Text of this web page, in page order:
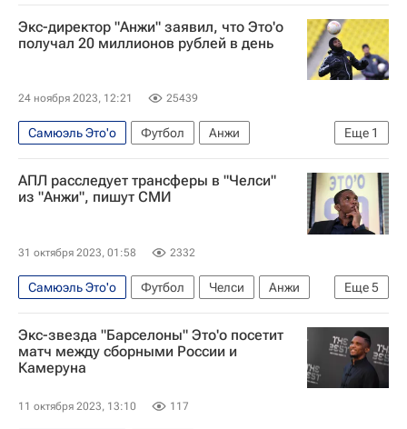
Экс-директор "Анжи" заявил, что Это'о
получал 20 миллионов рублей в день
24 ноября 2023, 12:21 25439
Еще 1
Самюэль Это'о Футбол
Анжи
Самюэль Это’о
АПЛ расследует трансферы в "Челси"
из "Анжи", пишут СМИ
31 октября 2023, 01:58 2332
Еще5
Самюэль Это'о Футбол Челси
Анжи
Виллиан
Роман Абрамович
Трансферы в РПЛ
Трансферы в АПЛ
Вокруг спорта
Экс-звезда "Барселоны" Это'о посетит
матч между сборными России и
Камеруна
11 октября 2023, 13:10 117